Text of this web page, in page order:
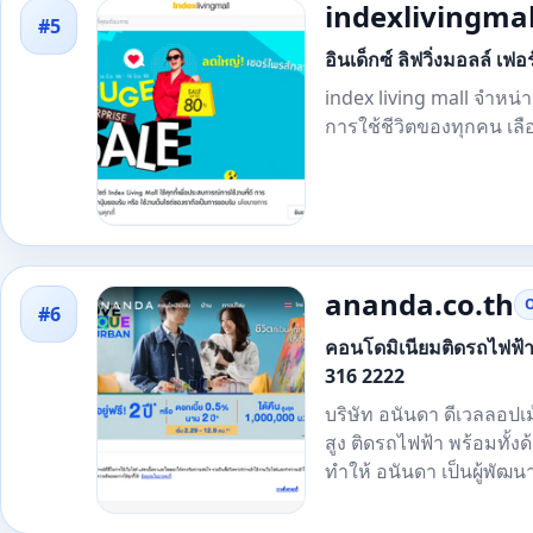
#5
อินเด็กซ์ ลิฟวิ่งมอลล์ เฟ
index living mall จําหน่
การใช้ชีวิตของทุกคน เ
#6 ananda.co.th
คอนโดมิเนียมติดรถไฟฟ้
316 2222
บริษัท อนันดา ดีเวลลอป
สูง ติดรถไฟฟ้า พร้อมทั้ง
ทำให้ อนันดา เป็นผู้พัฒน